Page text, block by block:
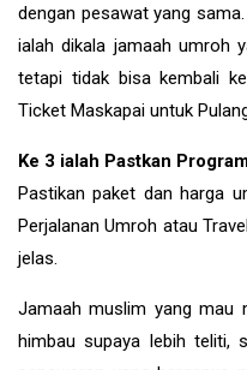
dengan pesawat yang
ialah dikala jamaah umroh
tetapi tidak bisa kembali
Ticket Maskapai untuk
Ke 3 ialah Pastkan
Pastikan paket dan harga
Perjalanan Umroh atau
jelas.
Jamaah muslim yang mau
himbau supaya lebih teliti,